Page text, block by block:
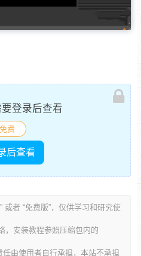
登录后查看
免费
后查看
或者 “免费版”，仅供学习和研究使
，安装教程参照压缩包内的
由使用者自行承担，本站不承担